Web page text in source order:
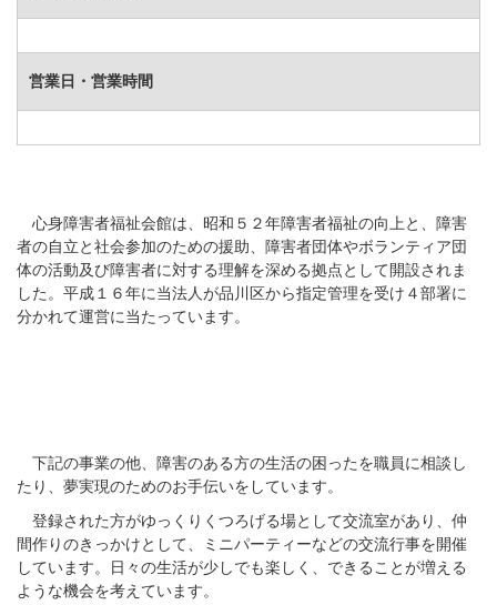
営業日・営業時間
心身障害者福祉会館は、昭和５２年障害者福祉の向上と、障害
者の自立と社会参加のための援助、障害者団体やボランティア団
体の活動及び障害者に対する理解を深める拠点として開設されま
した。平成１６年に当法人が品川区から指定管理を受け４部署に
分かれて運営に当たっています。
下記の事業の他、障害のある方の生活の困ったを職員に相談し
たり、夢実現のためのお手伝いをしています。
登録された方がゆっくりくつろげる場として交流室があり、仲
間作りのきっかけとして、ミニパーティーなどの交流行事を開催
しています。日々の生活が少しでも楽しく、できることが増える
ような機会を考えています。